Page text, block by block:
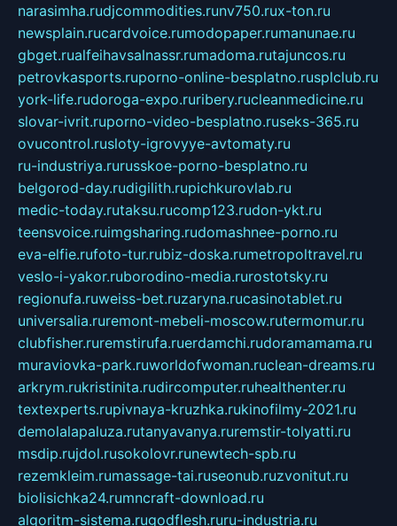
narasimha.rudjcommodities.runv750.rux-ton.ru
newsplain.rucardvoice.rumodopaper.rumanunae.ru
gbget.rualfeihavsalnassr.rumadoma.rutajuncos.ru
petrovkasports.ruporno-online-besplatno.rusplclub.ru
york-life.rudoroga-expo.ruribery.rucleanmedicine.ru
slovar-ivrit.ruporno-video-besplatno.ruseks-365.ru
ovucontrol.rusloty-igrovyye-avtomaty.ru
ru-industriya.rurusskoe-porno-besplatno.ru
belgorod-day.rudigilith.rupichkurovlab.ru
medic-today.rutaksu.rucomp123.rudon-ykt.ru
teensvoice.ruimgsharing.rudomashnee-porno.ru
eva-elfie.rufoto-tur.rubiz-doska.rumetropoltravel.ru
veslo-i-yakor.ruborodino-media.rurostotsky.ru
regionufa.ruweiss-bet.ruzaryna.rucasinotablet.ru
universalia.ruremont-mebeli-moscow.rutermomur.ru
clubfisher.ruremstirufa.ruerdamchi.rudoramamama.ru
muraviovka-park.ruworldofwoman.ruclean-dreams.ru
arkrym.rukristinita.rudircomputer.ruhealthenter.ru
textexperts.rupivnaya-kruzhka.rukinofilmy-2021.ru
demolalapaluza.rutanyavanya.ruremstir-tolyatti.ru
msdip.rujdol.rusokolovr.runewtech-spb.ru
rezemkleim.rumassage-tai.ruseonub.ruzvonitut.ru
biolisichka24.rumncraft-download.ru
algoritm-sistema.rugodflesh.ruru-industria.ru